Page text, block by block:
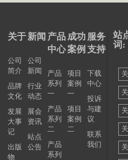
关于
公司
简介
品牌
文化
发展
大事
记
出版
物
新闻
公司
新闻
行业
动态
展会
资讯
站点
公告
产品
中心
产品
系列
一
产品
系列
二
产品
系列
成功
案例
项目
案例
一
项目
案例
二
服务
支持
下载
中心
投诉
与建
议
联系
我们
站
词: